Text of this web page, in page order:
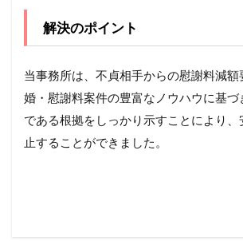
解決のポイント
当事務所は、不貞相手からの慰謝料減
婚・慰謝料案件の豊富なノウハウに基
である根拠をしっかり示すことにより、
止することができました。